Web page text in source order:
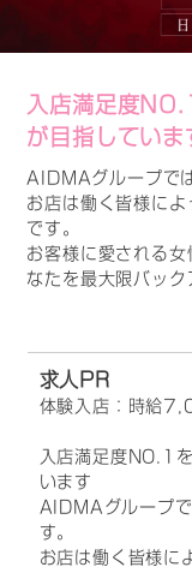
入店満足度
が目指していま
AIDMAグループで
お店は働く皆様に
です。
お客様に愛される
なたを最大限バック
求人PR
体験入店：時給
入店満足度NO.1
います
AIDMAグループ
す。
お店は働く皆様に